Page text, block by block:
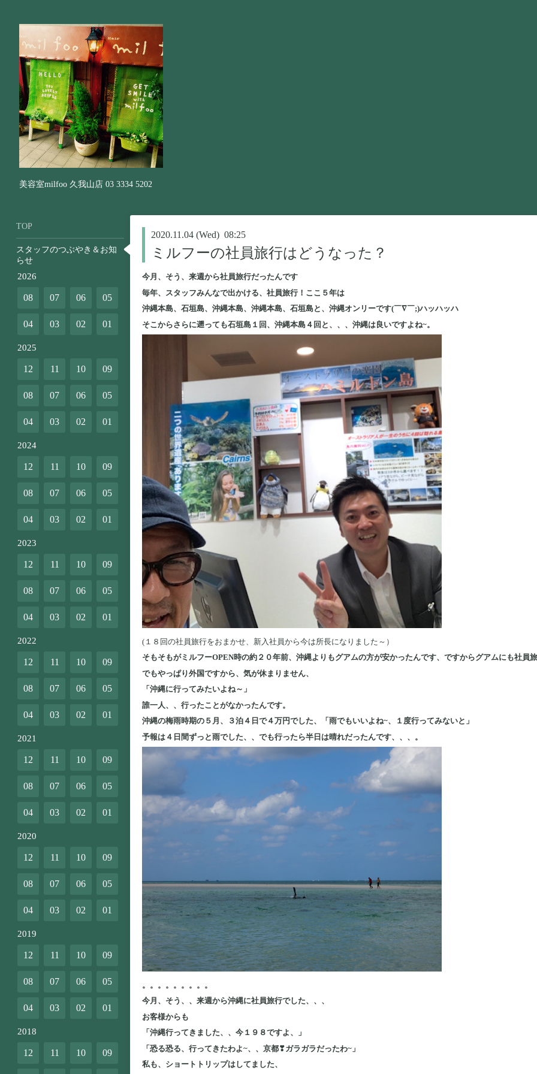
美容室milfoo 久我山店 03 3334 5202
2020.11.04 (Wed) 08:25
ミルフーの社員旅行はどうなった？
今月、そう、来週から社員旅行だったんです
毎年、スタッフみんなで出かける、社員旅行！ここ５年は
沖縄本島、石垣島、沖縄本島、沖縄本島、石垣島と、沖縄オンリーです(￣∇￣;)ハッハッハ
そこからさらに遡っても石垣島１回、沖縄本島４回と、、、沖縄は良いですよね~。
(１８回の社員旅行をおまかせ、新入社員から今は所長になりました～）
そもそもがミルフーOPEN時の約２０年前、沖縄よりもグアムの方が安かったんです、ですからグアムにも社員旅
でもやっぱり外国ですから、気が休まりません、
「沖縄に行ってみたいよね～」
誰一人、、行ったことがなかったんです。
沖縄の梅雨時期の５月、３泊４日で４万円でした、「雨でもいいよね~、１度行ってみないと」
予報は４日間ずっと雨でした、、でも行ったら半日は晴れだったんです、、、。
。。。。。。。。。
今月、そう、、来週から沖縄に社員旅行でした、、、
お客様からも
「沖縄行ってきました、、今１９８ですよ、」
「恐る恐る、行ってきたわよ~、、京都❣ガラガラだったわ~」
私も、ショートトリップはしてました、
TOP
スタッフのつぶやき＆お知
らせ
2026
08 07 06 05
04 03 02 01
2025
12 11 10 09
08 07 06 05
04 03 02 01
2024
12 11 10 09
08 07 06 05
04 03 02 01
2023
12 11 10 09
08 07 06 05
04 03 02 01
2022
12 11 10 09
08 07 06 05
04 03 02 01
2021
12 11 10 09
08 07 06 05
04 03 02 01
2020
12 11 10 09
08 07 06 05
04 03 02 01
2019
12 11 10 09
08 07 06 05
04 03 02 01
2018
12 11 10 09